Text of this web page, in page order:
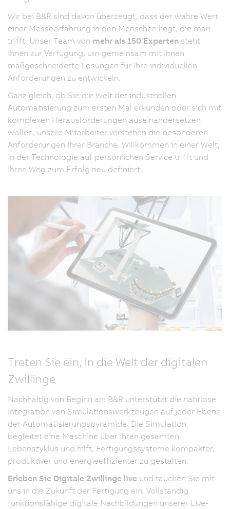
Wir bei B&R sind davon überzeugt, dass der wahre Wert
einer Messeerfahrung in den Menschen liegt, die man
trifft. Unser Team von mehr als 150 Experten steht
Ihnen zur Verfügung, um gemeinsam mit Ihnen
maßgeschneiderte Lösungen für Ihre individuellen
Anforderungen zu entwickeln.
Ganz gleich, ob Sie die Welt der industriellen
Automatisierung zum ersten Mal erkunden oder sich mit
komplexen Herausforderungen auseinandersetzen
wollen, unsere Mitarbeiter verstehen die besonderen
Anforderungen Ihrer Branche. Willkommen in einer Welt,
in der Technologie auf persönlichen Service trifft und
Ihren Weg zum Erfolg neu definiert.
Treten Sie ein, in die Welt der digitalen
Zwillinge
Nachhaltig von Beginn an: B&R unterstützt die nahtlose
Integration von Simulationswerkzeugen auf jeder Ebene
der Automatisierungspyramide. Die Simulation
begleitet eine Maschine über ihren gesamten
Lebenszyklus und hilft, Fertigungssysteme kompakter,
produktiver und energieeffizienter zu gestalten.
Erleben Sie Digitale Zwillinge live und tauchen Sie mit
uns in die Zukunft der Fertigung ein. Vollständig
funktionsfähige digitale Nachbildungen unserer Live-